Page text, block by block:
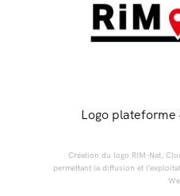
Logo
Création du logo RIM-Nat,
permettant la diffusion et